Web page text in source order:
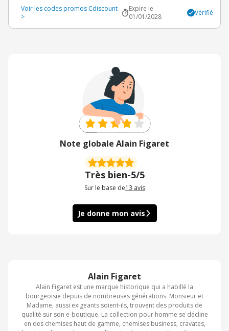
Alain Figaret
Alain Figaret est une marque historique qui a habillé la
bourgeoisie depuis de nombreuses générations. Monsieur et
Madame, aussi exigeants soient-ils, trouvent des produits de
qualité sur son e-boutique. La collection pour homme se décline
en des chemises haut de gamme, chemises business, cravates,
Voir les codes promos Cdiscount
>
Expire le
01/01/2028
Vérifié
Note globale Alain Figaret
Très bien-5/5
Sur le base de13 avis
Je donne mon avis